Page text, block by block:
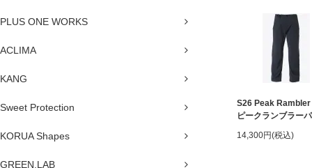
PLUS ONE WORKS
ACLIMA
KANG
Sweet Protection
KORUA Shapes
GREEN.LAB
S26 Peak
ピークランブラー
14,300円(税込)